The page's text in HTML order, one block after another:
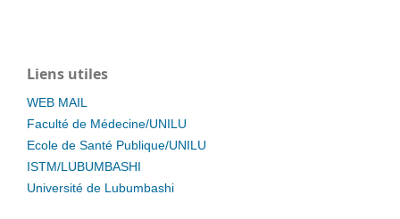
Liens utiles
WEB MAIL
Faculté de Médecine/UNILU
Ecole de Santé Publique/UNILU
ISTM/LUBUMBASHI
Université de Lubumbashi